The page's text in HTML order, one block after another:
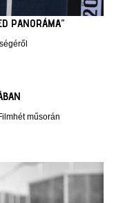
PANORÁMA”
műsorán